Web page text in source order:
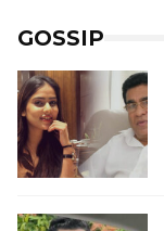
GOSSIP